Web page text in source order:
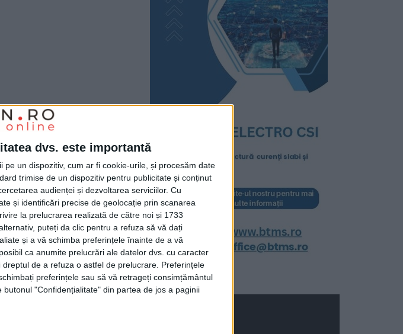
dvs. este importantă
pe un dispozitiv, cum ar fi cookie-urile, și procesăm date
trimise de un dispozitiv pentru publicitate și conținut
audienței și dezvoltarea serviciilor. Cu
și identificări precise de geolocație prin scanarea
la prelucrarea realizată de către noi și 1733
puteți da clic pentru a refuza să vă dați
și a vă schimba preferințele înainte de a vă
ca anumite prelucrări ale datelor dvs. cu caracter
de a refuza o astfel de prelucrare. Preferințele
preferințele sau să vă retrageți consimțământul
"Confidențialitate" din partea de jos a paginii